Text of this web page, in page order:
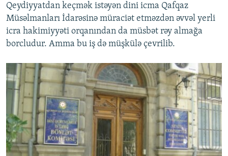
Qeydiyyatdan keçmək istəyən dini icma Qafqaz
Müsəlmanları İdarəsinə müraciət etməzdən əvvəl yerli
icra hakimiyyəti orqanından da müsbət rəy almağa
borcludur. Amma bu iş də müşkülə çevrilib.